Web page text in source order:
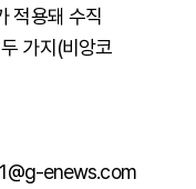
적용돼 수직
가지(비앙코
enews.com